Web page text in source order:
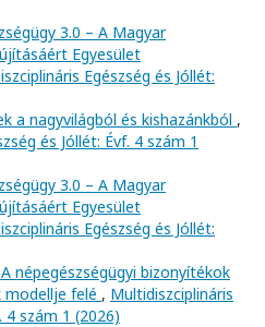
3.0 – A Magyar
Egyesület
Egészség és Jóllét:
a nagyvilágból és kishazánkból ,
és Jóllét: Évf. 4 szám 1
3.0 – A Magyar
Egyesület
Egészség és Jóllét:
népegészségügyi bizonyítékok
modellje felé , Multidiszciplináris
4 szám 1 (2026)